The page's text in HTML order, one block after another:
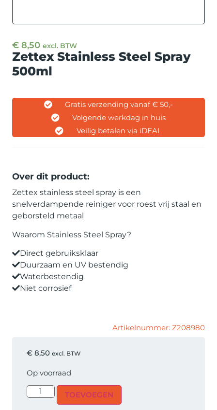
€ 8,50 excl. BTW
Zettex Stainless Steel Spray
500ml
Gratis verzending vanaf € 50,-
Volgende werkdag in huis
Veilig betalen via iDEAL
Over dit product:
Zettex stainless steel spray is een
snelverdampende reiniger voor roest vrij staal en
geborsteld metaal
Waarom Stainless Steel Spray?
Direct gebruiksklaar
Duurzaam en UV bestendig
Waterbestendig
Niet corrosief
Artikelnummer: Z208980
€ 8,50 excl. BTW
Op voorraad
TOEVOEGEN